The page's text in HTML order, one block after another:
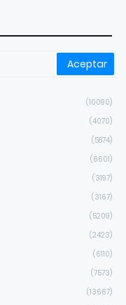
(10090)
(4070)
(5874)
(6601)
(3197)
(3167)
(5209)
(2423)
(6110)
(7573)
(13667)